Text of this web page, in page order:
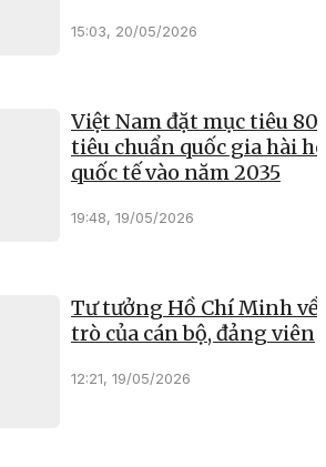
15:03, 20/05/2026
Việt Nam đặt mục tiêu
tiêu chuẩn quốc gia hài
quốc tế vào năm 2035
19:48, 19/05/2026
Tư tưởng Hồ Chí Minh về
trò của cán bộ, đảng viên
12:21, 19/05/2026